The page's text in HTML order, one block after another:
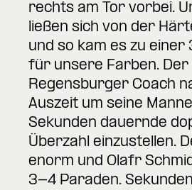
rechts am Tor vorbei.
ließen sich von der
und so kam es zu einer
für unsere Farben. Der
Regensburger Coach
Auszeit um seine
Sekunden dauernde
Überzahl einzustellen.
enorm und Olafr
3-4 Paraden.